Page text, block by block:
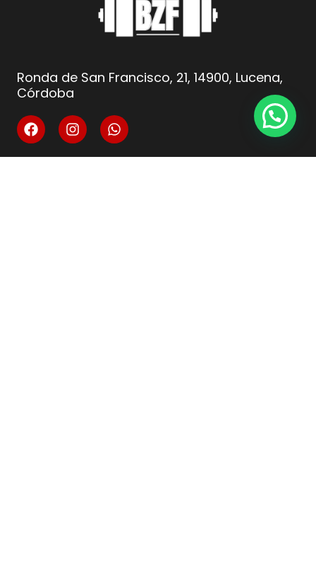
Ronda de San Francisco, 21, 14900, Lucena,
Córdoba